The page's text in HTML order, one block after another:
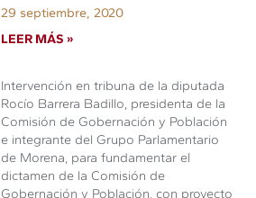
29 septiembre, 2020
LEER MÁS »
Intervención en tribuna de la diputada
Rocío Barrera Badillo, presidenta de la
Comisión de Gobernación y Población
e integrante del Grupo Parlamentario
de Morena, para fundamentar el
dictamen de la Comisión de
Gobernación y Población, con proyecto